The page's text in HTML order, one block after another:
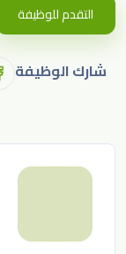
التقدم للوظيفة
شارك الوظيفة